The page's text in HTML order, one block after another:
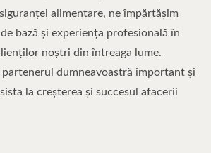
alimentare, ne împărtășim
bază și experiența profesională în
noștri din întreaga lume.
dumneavoastră important și
la creșterea și succesul afacerii